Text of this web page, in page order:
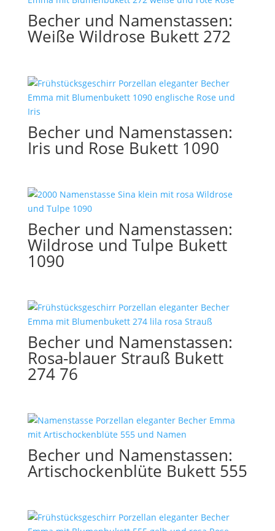
Becher und Namenstassen:
Weiße Wildrose Bukett 272
Becher und Namenstassen:
Iris und Rose Bukett 1090
Becher und Namenstassen:
Wildrose und Tulpe Bukett
1090
Becher und Namenstassen:
Rosa-blauer Strauß Bukett
274 76
Becher und Namenstassen:
Artischockenblüte Bukett 555